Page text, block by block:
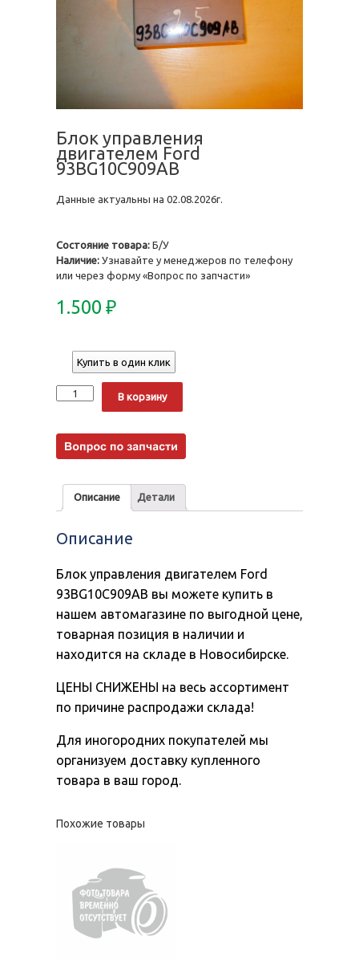
Блок управления
двигателем Ford
93BG10C909AB
Данные актуальны на 02.08.2026г.
Состояние товара: Б/У
Наличие: Узнавайте у менеджеров по телефону
или через форму «Вопрос по запчасти»
1.500 ₽
Купить в один клик
Количество
В корзину
Описание Детали
Описание
Блок управления двигателем Ford
93BG10C909AB вы можете купить в
нашем автомагазине по выгодной цене,
товарная позиция в наличии и
находится на складе в Новосибирске.
ЦЕНЫ СНИЖЕНЫ на весь ассортимент
по причине распродажи склада!
Для иногородних покупателей мы
организуем доставку купленного
товара в ваш город.
Похожие товары